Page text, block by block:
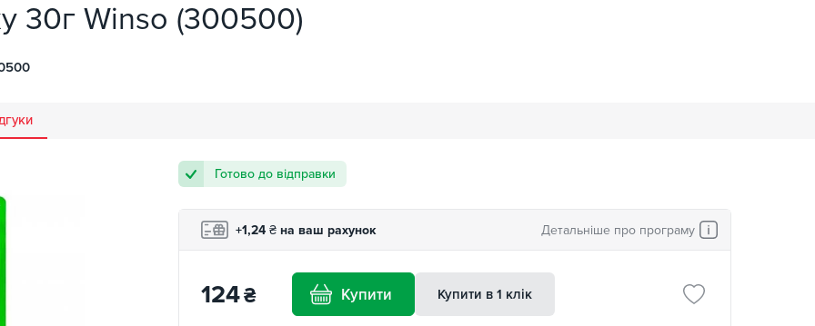
30г Winso (300500)
Готово до відправки
+1,24 ₴ на ваш рахунок Детальніше про програму
124₴ Купити Купити в 1 клік